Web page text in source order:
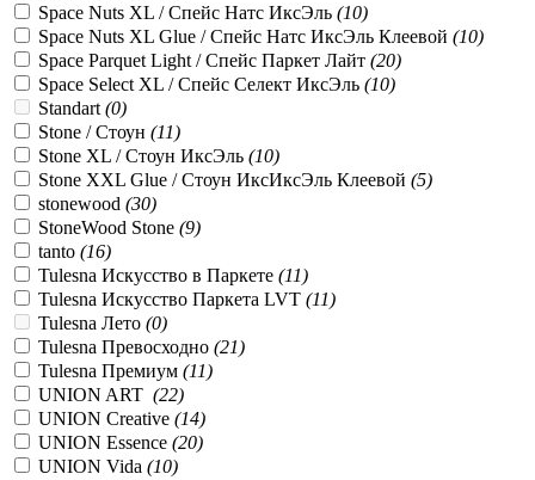
Space Nuts XL / Спейс Натс ИксЭль (10)
Space Nuts XL Glue / Спейс Натс ИксЭль Клеевой (10)
Space Parquet Light / Спейс Паркет Лайт (20)
Space Select XL / Спейс Селект ИксЭль (10)
Standart (0)
Stone / Стоун (11)
Stone XL / Стоун ИксЭль (10)
Stone XXL Glue / Стоун ИксИксЭль Клеевой (5)
stonewood (30)
StoneWood Stone (9)
tanto (16)
Tulesna Искусство в Паркете (11)
Tulesna Искусство Паркета LVT (11)
Tulesna Лето (0)
Tulesna Превосходно (21)
Tulesna Премиум (11)
UNION ART (22)
UNION Creative (14)
UNION Essence (20)
UNION Vida (10)